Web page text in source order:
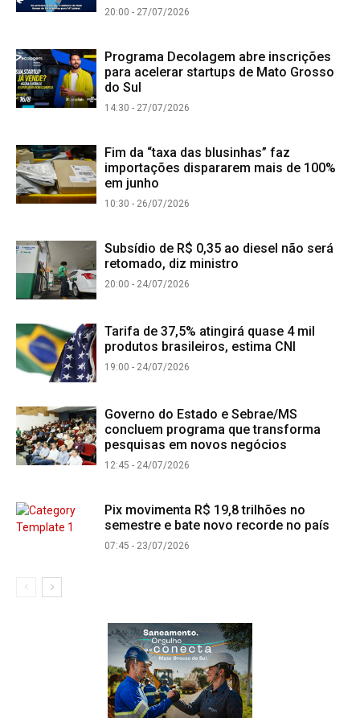
20:00 - 27/07/2026
Programa Decolagem abre inscrições
para acelerar startups de Mato Grosso
do Sul
14:30 - 27/07/2026
Fim da “taxa das blusinhas” faz
importações dispararem mais de 100%
em junho
10:30 - 26/07/2026
Subsídio de R$ 0,35 ao diesel não será
retomado, diz ministro
20:00 - 24/07/2026
Tarifa de 37,5% atingirá quase 4 mil
produtos brasileiros, estima CNI
19:00 - 24/07/2026
Governo do Estado e Sebrae/MS
concluem programa que transforma
pesquisas em novos negócios
12:45 - 24/07/2026
Pix movimenta R$ 19,8 trilhões no
semestre e bate novo recorde no país
07:45 - 23/07/2026